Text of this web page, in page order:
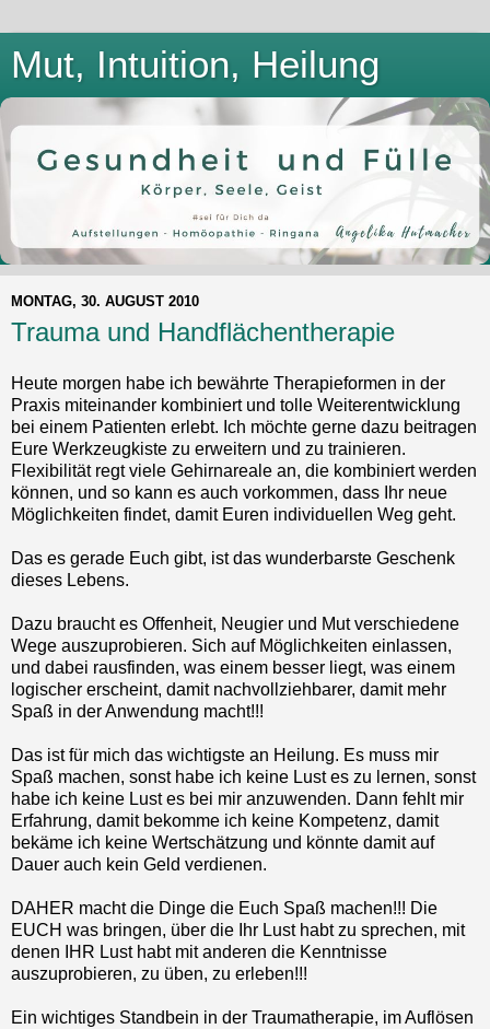
Mut, Intuition, Heilung
MONTAG, 30. AUGUST 2010
Trauma und Handflächentherapie
Heute morgen habe ich bewährte Therapieformen in der
Praxis miteinander kombiniert und tolle Weiterentwicklung
bei einem Patienten erlebt. Ich möchte gerne dazu beitragen
Eure Werkzeugkiste zu erweitern und zu trainieren.
Flexibilität regt viele Gehirnareale an, die kombiniert werden
können, und so kann es auch vorkommen, dass Ihr neue
Möglichkeiten findet, damit Euren individuellen Weg geht.
Das es gerade Euch gibt, ist das wunderbarste Geschenk
dieses Lebens.
Dazu braucht es Offenheit, Neugier und Mut verschiedene
Wege auszuprobieren. Sich auf Möglichkeiten einlassen,
und dabei rausfinden, was einem besser liegt, was einem
logischer erscheint, damit nachvollziehbarer, damit mehr
Spaß in der Anwendung macht!!!
Das ist für mich das wichtigste an Heilung. Es muss mir
Spaß machen, sonst habe ich keine Lust es zu lernen, sonst
habe ich keine Lust es bei mir anzuwenden. Dann fehlt mir
Erfahrung, damit bekomme ich keine Kompetenz, damit
bekäme ich keine Wertschätzung und könnte damit auf
Dauer auch kein Geld verdienen.
DAHER macht die Dinge die Euch Spaß machen!!! Die
EUCH was bringen, über die Ihr Lust habt zu sprechen, mit
denen IHR Lust habt mit anderen die Kenntnisse
auszuprobieren, zu üben, zu erleben!!!
Ein wichtiges Standbein in der Traumatherapie, im Auflösen